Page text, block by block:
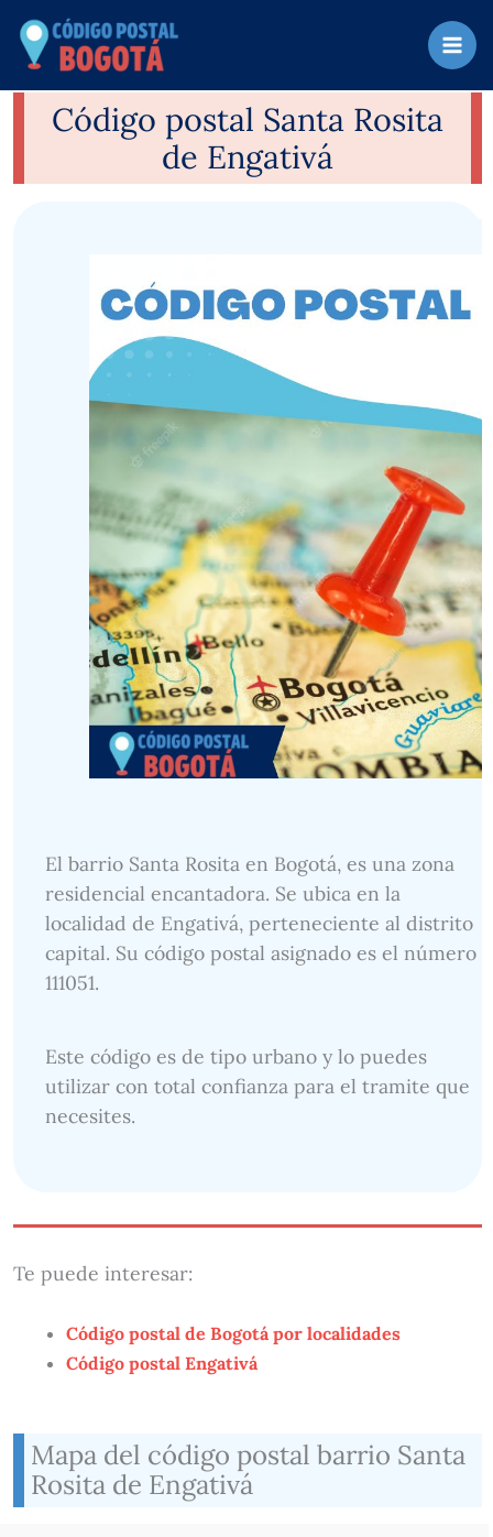
contenido
Código postal Santa Rosita
de Engativá
El barrio Santa Rosita en Bogotá, es una zona
residencial encantadora. Se ubica en la
localidad de Engativá, perteneciente al distrito
capital. Su código postal asignado es el número
111051.
Este código es de tipo urbano y lo puedes
utilizar con total confianza para el tramite que
necesites.
Te puede interesar:
Código postal de Bogotá por localidades
Código postal Engativá
Mapa del código postal barrio Santa
Rosita de Engativá